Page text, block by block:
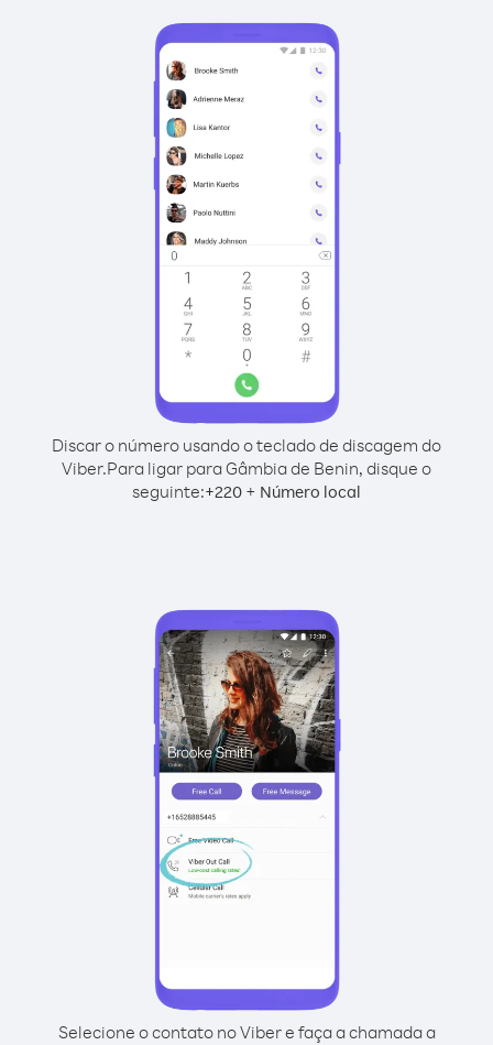
Discar o número usando o teclado de discagem do
Viber.Para ligar para Gâmbia de Benin, disque o
seguinte:+220 + Número local
Selecione o contato no Viber e faça a chamada a